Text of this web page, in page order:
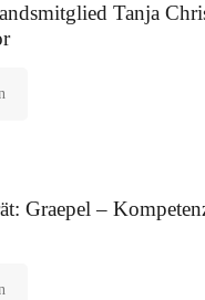
Tanja
Graepel –